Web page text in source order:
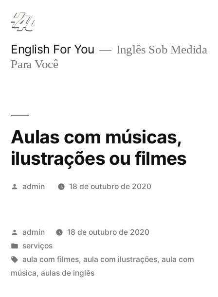
Pular
para
conteúdo
English For You
Inglês Sob Medida
Para Você
Aulas com músicas,
ilustrações ou filmes
Publicado
admin 18 de outubro de 2020
Publicado
por
admin
18 de outubro de 2020
Publicado
em
serviços
Tags:
aula com filmes, aula com ilustrações, aula com
música, aulas de inglês